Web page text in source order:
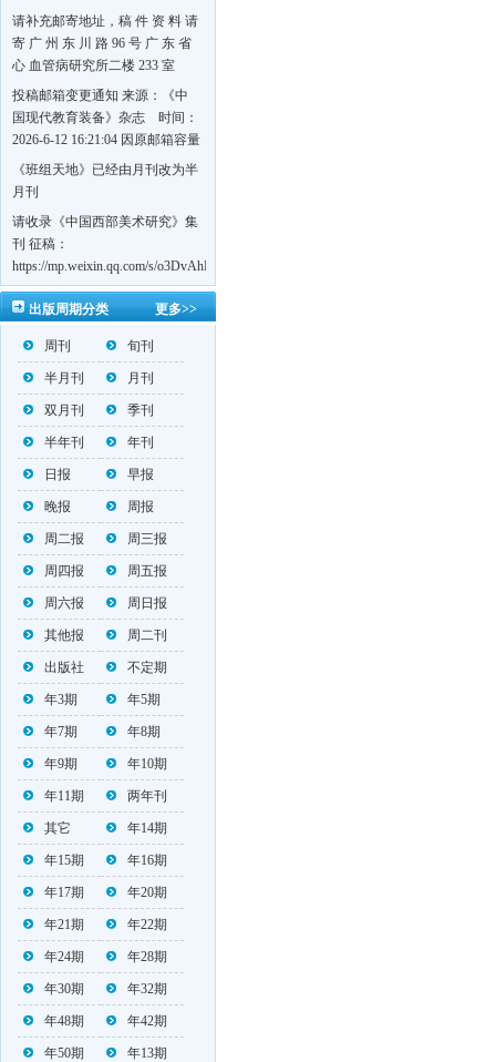
w7VFJdSWT5tem1RQ5W2sC5HRG-
S8mH75DuljrTVfVeoXxT4L0b-
Yrk7HaGd7C2w5FD7nrnLRR5Q57zsTTQ==&uniplatform=NZKPT&language=CHS
请补充邮寄地址，稿 件 资 料 请
寄 广 州 东 川 路 96 号 广 东 省
心 血管病研究所二楼 233 室
《岭南心血管病杂志》编辑部
收，
https://navi.cnki.net/knavi/detail?
BMxk-
109PkA==&uniplatform=NZKPT&language=CHS
投稿邮箱变更通知 来源：《中
国现代教育装备》杂志 时间：
2026-6-12 16:21:04 因原邮箱容量
有限，自即日起停止使用，我刊
投稿邮箱变更为 高教投稿邮
邮箱：bedu@cmee.net.cn
《班组天地》已经由月刊改为半
月刊
请收录《中国西部美术研究》集
刊 征稿：
https://mp.weixin.qq.com/s/o3DvAhL6jtTS9ASccwcwPQ
第一辑：
https://mp.weixin.qq.com/s/_w2OMIu6Gs1QL0b_JWhZAQ
更多>>
出版周期分类
周刊 旬刊
半月刊 月刊
双月刊 季刊
半年刊 年刊
日报 早报
晚报 周报
周二报 周三报
周四报 周五报
周六报 周日报
其他报 周二刊
出版社 不定期
年3期 年5期
年7期 年8期
年9期 年10期
年11期 两年刊
其它 年14期
年15期 年16期
年17期 年20期
年21期 年22期
年24期 年28期
年30期 年32期
年48期 年42期
年50期 年13期